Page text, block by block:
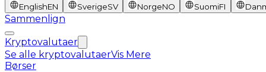
EnglishEN SverigeSV NorgeNO SuomiFI
Sammenlign
Kryptovalutaer
Se alle kryptovalutaerVis Mere
Børser